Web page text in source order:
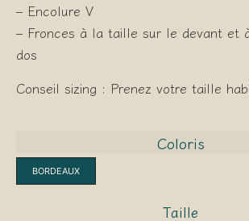
– Encolure V
– Fronces à la taille sur le devant et
dos
Conseil sizing : Prenez votre taille
Coloris
BORDEAUX
Taille